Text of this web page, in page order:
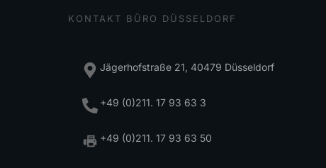
KONTAKT BÜRO DÜSSELDORF
Jägerhofstraße 21, 40479 Düsseldorf
+49 (0)211. 17 93 63 3
+49 (0)211. 17 93 63 50